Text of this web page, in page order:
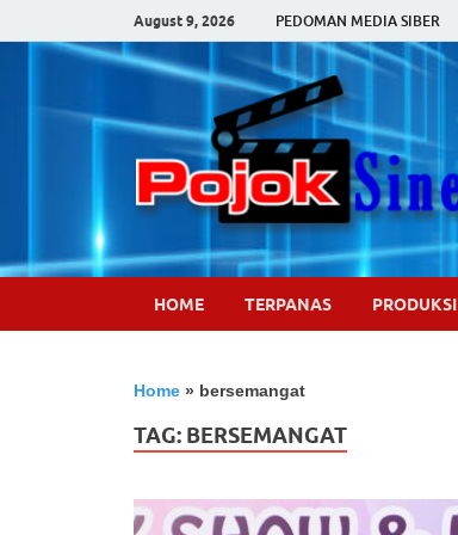
August 9, 2026 PEDOMAN MEDIA SIBER
HOME TERPANAS PRODUKSI
Home » bersemangat
TAG: BERSEMANGAT